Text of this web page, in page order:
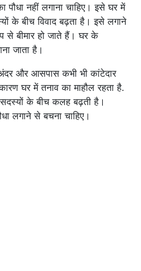
नहीं लगाना चाहिए। इसे घर में
के बीच विवाद बढ़ता है। इसे लगाने
से बीमार हो जाते हैं। घर के
जाता है।
और आसपास कभी भी कांटेदार
घर में तनाव का माहौल रहता है.
के बीच कलह बढ़ती है।
लगाने से बचना चाहिए।